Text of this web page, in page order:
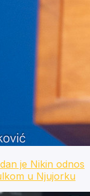
je Nikin odnos
u Njujorku